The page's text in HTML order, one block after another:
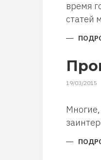
время
статей
19/03/2015